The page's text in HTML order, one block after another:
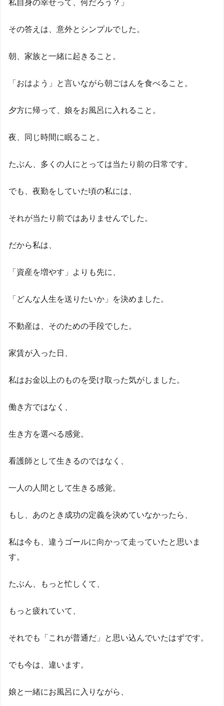
私自身の幸せって、何だろう？」
その答えは、意外とシンプルでした。
朝、家族と一緒に起きること。
「おはよう」と言いながら朝ごはんを食べること。
夕方に帰って、娘をお風呂に入れること。
夜、同じ時間に眠ること。
たぶん、多くの人にとっては当たり前の日常です。
でも、夜勤をしていた頃の私には、
それが当たり前ではありませんでした。
だから私は、
「資産を増やす」よりも先に、
「どんな人生を送りたいか」を決めました。
不動産は、そのための手段でした。
家賃が入った日、
私はお金以上のものを受け取った気がしました。
働き方ではなく、
生き方を選べる感覚。
看護師として生きるのではなく、
一人の人間として生きる感覚。
もし、あのとき成功の定義を決めていなかったら、
私は今も、違うゴールに向かって走っていたと思いま
す。
たぶん、もっと忙しくて、
もっと疲れていて、
それでも「これが普通だ」と思い込んでいたはずです。
でも今は、違います。
娘と一緒にお風呂に入りながら、